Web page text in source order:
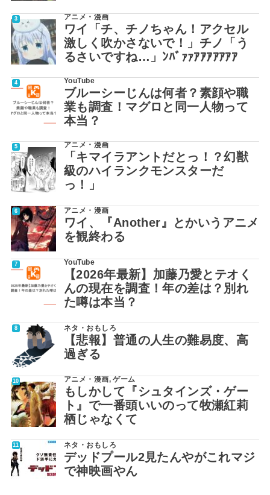
アニメ・漫画
ワイ「チ、チノちゃん！アクセル
激しく吹かさないで！」チノ「う
るさいですね…」ﾝﾊﾞｧｧｱｱｱｱｱｱｱ
YouTube
ブルーシーじんは何者？素顔や職
業も調査！マグロと同一人物って
本当？
アニメ・漫画
「キマイラアントだとっ！？幻獣
級のハイランクモンスターだ
っ！」
アニメ・漫画
ワイ、『Another』とかいうアニメ
を観終わる
YouTube
【2026年最新】加藤乃愛とテオく
んの現在を調査！年の差は？別れ
た噂は本当？
ネタ・おもしろ
【悲報】普通の人生の難易度、高
過ぎる
アニメ・漫画,ゲーム
もしかして『シュタインズ・ゲー
ト』で一番頭いいのって牧瀬紅莉
栖じゃなくて
ネタ・おもしろ
デッドプール2見たんやがこれマジ
で神映画やん